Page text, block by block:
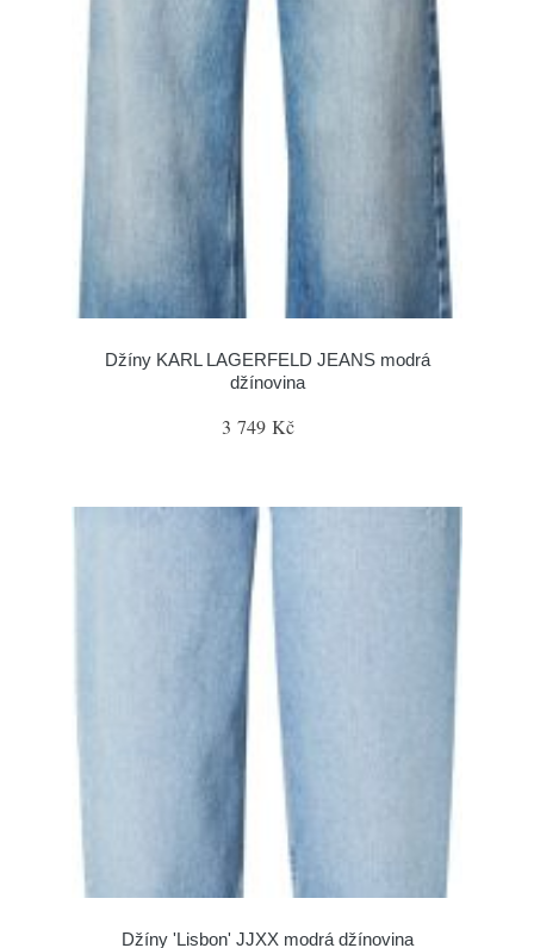
Džíny KARL LAGERFELD JEANS modrá
džínovina
3 749 Kč
Džíny 'Lisbon' JJXX modrá džínovina